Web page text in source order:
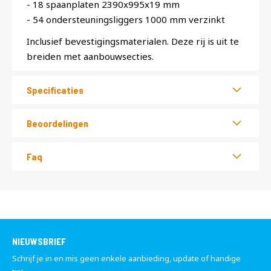
- 18 spaanplaten 2390x995x19 mm
- 54 ondersteuningsliggers 1000 mm verzinkt
Inclusief bevestigingsmaterialen. Deze rij is uit te
breiden met aanbouwsecties.
Specificaties
Beoordelingen
Faq
NIEUWSBRIEF
Schrijf je in en mis geen enkele aanbieding, update of handige